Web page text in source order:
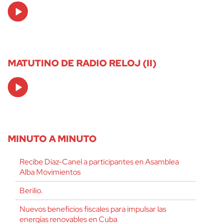
Audio
Player
MATUTINO DE RADIO RELOJ (II)
Audio
Player
MINUTO A MINUTO
Recibe Díaz-Canel a participantes en Asamblea
Alba Movimientos
Berilio.
Nuevos beneficios fiscales para impulsar las
energías renovables en Cuba